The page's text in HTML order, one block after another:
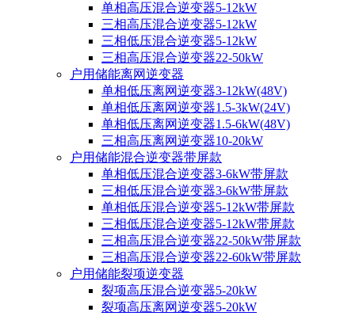
单相高压混合逆变器5-12kW
三相高压混合逆变器5-12kW
三相低压混合逆变器5-12kW
三相高压混合逆变器22-50kW
户用储能离网逆变器
单相低压离网逆变器3-12kW(48V)
单相低压离网逆变器1.5-3kW(24V)
单相低压离网逆变器1.5-6kW(48V)
三相高压离网逆变器10-20kW
户用储能混合逆变器带屏款
单相低压混合逆变器3-6kW带屏款
三相低压混合逆变器3-6kW带屏款
单相低压混合逆变器5-12kW带屏款
三相低压混合逆变器5-12kW带屏款
三相高压混合逆变器22-50kW带屏款
三相高压混合逆变器22-60kW带屏款
户用储能裂项逆变器
裂项高压混合逆变器5-20kW
裂项高压离网逆变器5-20kW